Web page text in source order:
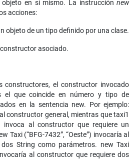
objeto en sí mismo. La instrucciónnew
acciones:
de un tipo definido por una clase.
asociado.
constructores, el constructor invocado
el que coincide en número y tipo de
en la sentencia new. Por ejemplo:
constructor general, mientras que taxi1
invoca al constructor que requiere un
Taxi (“BFG-7432”, “Oeste”) invocaría al
String como parámetros. new Taxi
invocaría al constructor que requiere dos